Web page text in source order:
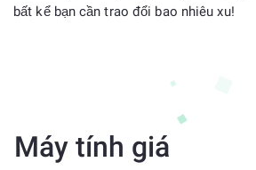
bất kể bạn cần trao đổi bao nhiêu xu!
Máy tính giá